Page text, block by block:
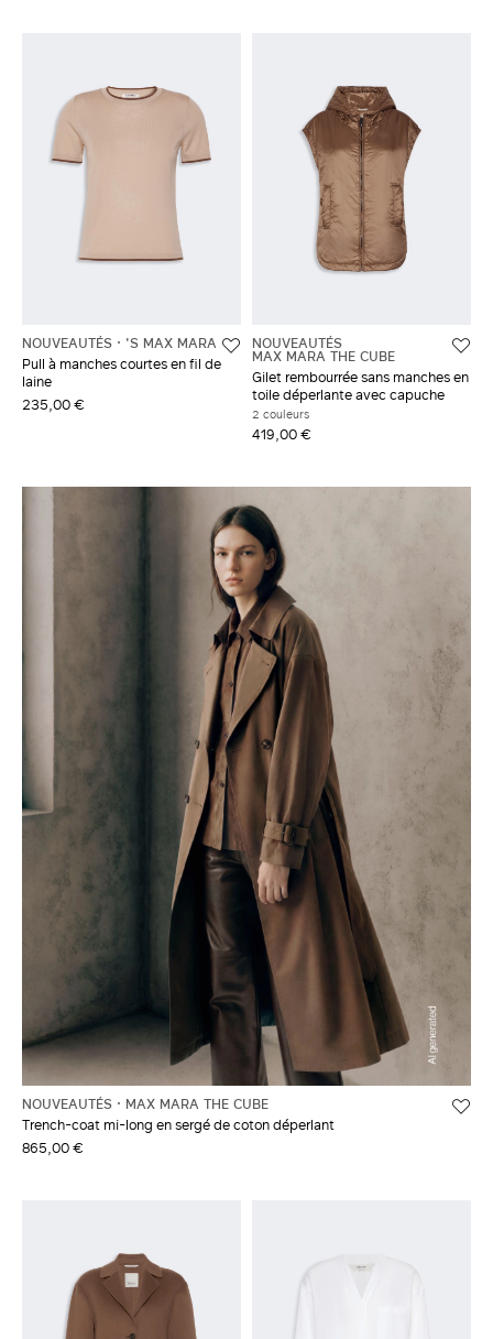
NOUVEAUTÉS
'S MAX MARA
Pull à manches courtes en fil de
laine
235,00 €
NOUVEAUTÉS
MAX MARA THE CUBE
Gilet rembourrée sans manches en
toile déperlante avec capuche
2 couleurs
419,00 €
NOUVEAUTÉS
MAX MARA THE CUBE
Trench-coat mi-long en sergé de coton déperlant
865,00 €